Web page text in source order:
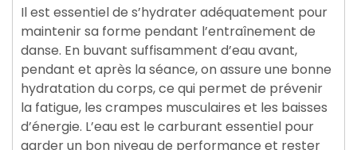
Il est essentiel de s’hydrater adéquatement pour
maintenir sa forme pendant l’entraînement de
danse. En buvant suffisamment d’eau avant,
pendant et après la séance, on assure une bonne
hydratation du corps, ce qui permet de prévenir
la fatigue, les crampes musculaires et les baisses
d’énergie. L’eau est le carburant essentiel pour
garder un bon niveau de performance et rester